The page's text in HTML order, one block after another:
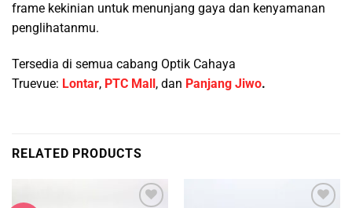
frame kekinian untuk menunjang gaya dan kenyamanan
penglihatanmu.
Tersedia di semua cabang Optik Cahaya
Truevue: Lontar, PTC Mall, dan Panjang Jiwo.
RELATED PRODUCTS